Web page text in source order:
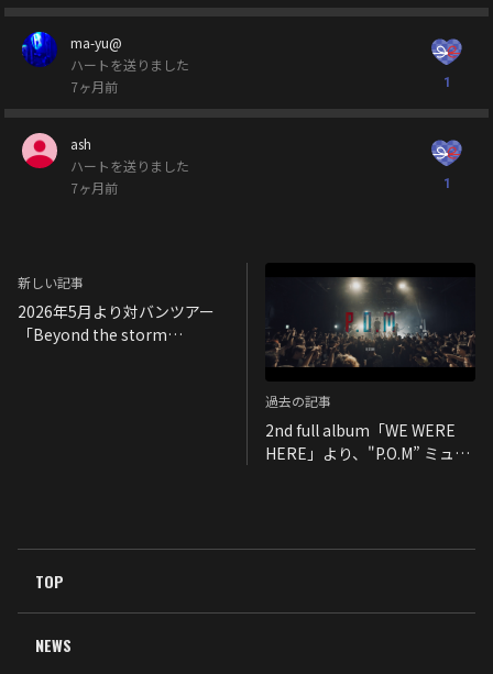
ma-yu@
ハートを送りました
7ヶ月前
1
ash
ハートを送りました
7ヶ月前
1
新しい記事
2026年5月より対バンツアー
「Beyond the storm
過去の記事
2nd full album「WE WERE
HERE」より、"P.O.M” ミュー
TOP
NEWS